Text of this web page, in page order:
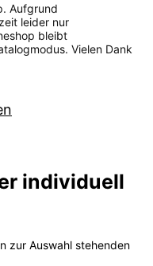
Aufgrund
leider nur
bleibt
Vielen Dank
individuell
zur Auswahl stehenden